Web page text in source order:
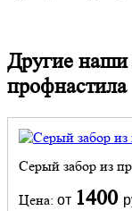
Другие наши
профнастила
Серый забор из
Цена: от 1400